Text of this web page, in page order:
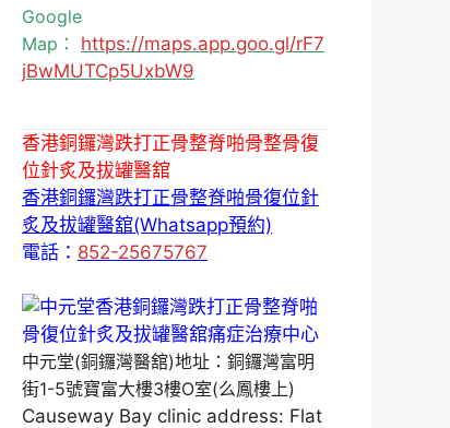
Google
Map： https://maps.app.goo.gl/rF7
jBwMUTCp5UxbW9
香港銅鑼灣跌打正骨整脊啪骨整骨復
位針炙及拔罐醫舘
香港銅鑼灣跌打正骨整脊啪骨復位針
炙及拔罐醫舘(Whatsapp預約)
電話： 852-25675767
中元堂(銅鑼灣醫舘)地址：銅鑼灣富明
街1-5號寶富大樓3樓O室(么鳳樓上)
Causeway Bay clinic address: Flat